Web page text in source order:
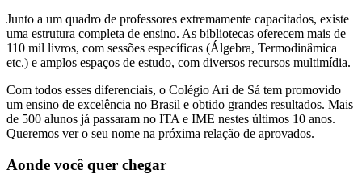
Junto a um quadro de professores extremamente capacitados, existe
uma estrutura completa de ensino. As bibliotecas oferecem mais de
110 mil livros, com sessões específicas (Álgebra, Termodinâmica
etc.) e amplos espaços de estudo, com diversos recursos multimídia.
Com todos esses diferenciais, o Colégio Ari de Sá tem promovido
um ensino de excelência no Brasil e obtido grandes resultados. Mais
de 500 alunos já passaram no ITA e IME nestes últimos 10 anos.
Queremos ver o seu nome na próxima relação de aprovados.
Aonde você quer chegar